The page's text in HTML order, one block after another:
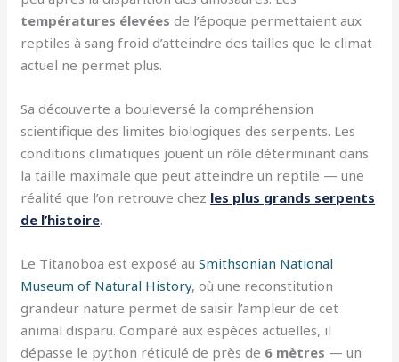
températures élevées de l’époque permettaient aux
reptiles à sang froid d’atteindre des tailles que le climat
actuel ne permet plus.
Sa découverte a bouleversé la compréhension
scientifique des limites biologiques des serpents. Les
conditions climatiques jouent un rôle déterminant dans
la taille maximale que peut atteindre un reptile — une
réalité que l’on retrouve chez les plus grands serpents
de l’histoire.
Le Titanoboa est exposé auSmithsonian National
Museum of Natural History, où une reconstitution
grandeur nature permet de saisir l’ampleur de cet
animal disparu. Comparé aux espèces actuelles, il
dépasse le python réticulé de près de 6 mètres — un